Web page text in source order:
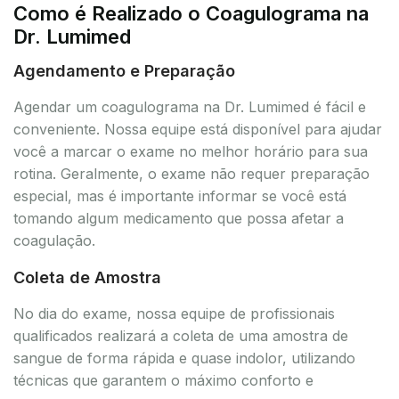
Como é Realizado o Coagulograma na
Dr. Lumimed
Agendamento e Preparação
Agendar um coagulograma na Dr. Lumimed é fácil e
conveniente. Nossa equipe está disponível para ajudar
você a marcar o exame no melhor horário para sua
rotina. Geralmente, o exame não requer preparação
especial, mas é importante informar se você está
tomando algum medicamento que possa afetar a
coagulação.
Coleta de Amostra
No dia do exame, nossa equipe de profissionais
qualificados realizará a coleta de uma amostra de
sangue de forma rápida e quase indolor, utilizando
técnicas que garantem o máximo conforto e